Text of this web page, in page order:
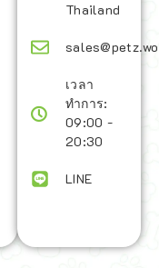
Thailand
เวลา
ทำการ:
09:00 -
20:30
LINE